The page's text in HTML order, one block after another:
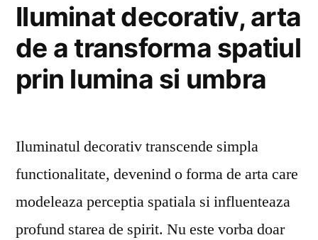
Iluminat decorativ, arta
de a transforma spatiul
prin lumina si umbra
Iluminatul decorativ transcende simpla
functionalitate, devenind o forma de arta care
modeleaza perceptia spatiala si influenteaza
profund starea de spirit. Nu este vorba doar